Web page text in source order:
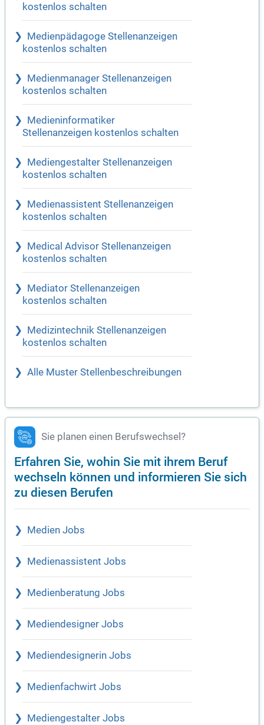
kostenlos schalten
Medienpädagoge Stellenanzeigen
kostenlos schalten
Medienmanager Stellenanzeigen
kostenlos schalten
Medieninformatiker
Stellenanzeigen kostenlos schalten
Mediengestalter Stellenanzeigen
kostenlos schalten
Medienassistent Stellenanzeigen
kostenlos schalten
Medical Advisor Stellenanzeigen
kostenlos schalten
Mediator Stellenanzeigen
kostenlos schalten
Medizintechnik Stellenanzeigen
kostenlos schalten
Alle Muster Stellenbeschreibungen
Sie planen einen Berufswechsel?
Erfahren Sie, wohin Sie mit ihrem Beruf
wechseln können und informieren Sie sich
zu diesen Berufen
Medien Jobs
Medienassistent Jobs
Medienberatung Jobs
Mediendesigner Jobs
Mediendesignerin Jobs
Medienfachwirt Jobs
Mediengestalter Jobs